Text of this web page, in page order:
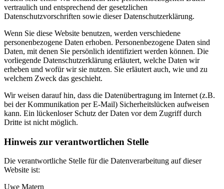
vertraulich und entsprechend der gesetzlichen
Datenschutzvorschriften sowie dieser Datenschutzerklärung.
Wenn Sie diese Website benutzen, werden verschiedene
personenbezogene Daten erhoben. Personenbezogene Daten sind
Daten, mit denen Sie persönlich identifiziert werden können. Die
vorliegende Datenschutzerklärung erläutert, welche Daten wir
erheben und wofür wir sie nutzen. Sie erläutert auch, wie und zu
welchem Zweck das geschieht.
Wir weisen darauf hin, dass die Datenübertragung im Internet (z.B.
bei der Kommunikation per E-Mail) Sicherheitslücken aufweisen
kann. Ein lückenloser Schutz der Daten vor dem Zugriff durch
Dritte ist nicht möglich.
Hinweis zur verantwortlichen Stelle
Die verantwortliche Stelle für die Datenverarbeitung auf dieser
Website ist:
Uwe Matern